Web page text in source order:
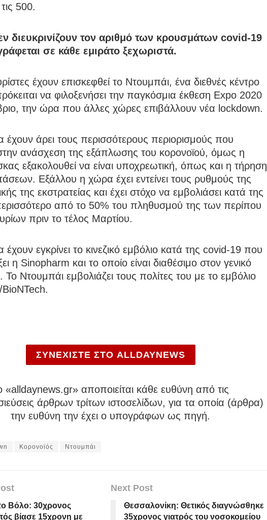
500.
διευκρινίζουν τον αριθμό των κρουσμάτων covid-19
σε κάθε εμιράτο ξεχωριστά.
έχουν επισκεφθεί το Ντουμπάι, ένα διεθνές κέντρο
να φιλοξενήσει την παγκόσμια έκθεση Expo 2020
την ώρα που άλλες χώρες επιβάλλουν νέα lockdown.
έχουν άρει τους περισσότερους περιορισμούς που
ανάσχεση της εξάπλωσης του κορονοϊού, όμως η
εξακολουθεί να είναι υποχρεωτική, όπως και η τήρηση
Εξάλλου η χώρα έχει εντείνει τους ρυθμούς της
της εκστρατείας και έχει στόχο να εμβολιάσει κατά της
από το 50% του πληθυσμού της των περίπου
πριν το τέλος Μαρτίου.
έχουν εγκρίνει το κινεζικό εμβόλιο κατά της covid-19 που
η Sinopharm και το οποίο είναι διαθέσιμο στον γενικό
Ντουμπάι εμβολιάζει τους πολίτες του με το εμβόλιο
ΣΥΝΕΧΙΣΤΕ ΣΤΟ ALLDAYNEWS
«alldaynews.gr» αποποιείται κάθε ευθύνη από τις
άρθρων τρίτων ιστοσελίδων, για τα οποία (άρθρα)
την ευθύνη την έχει ο υπογράφων ως πηγή.
Κορονοϊός Ντουμπάι
Βόλο: 30χρονος
βίασε 15χρονη με
Next Post
Θεσσαλονίκη: Θετικός διαγνώσθηκε
35χρονος γιατρός του νοσοκομείου